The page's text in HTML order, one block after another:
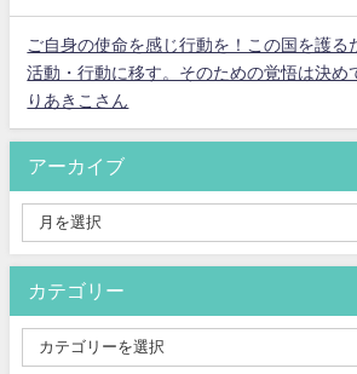
ご自身の使命を感じ行動を！この国を護る
活動・行動に移す。そのための覚悟は決め
りあきこさん
アーカイブ
カテゴリー